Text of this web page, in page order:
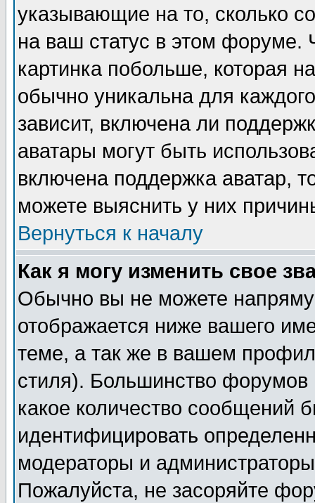
указывающие на то, сколько
на ваш статус в этом форуме.
картинка побольше, которая
обычно уникальна для
зависит, включена ли
аватары могут быть
включена поддержка аватар,
можете выяснить у них
Вернуться к началу
Как я могу изменить свое
Обычно вы не можете
отображается ниже вашего
теме, а так же в вашем
стиля). Большинство форумов
какое количество сообщений
идентифицировать
модераторы и
Пожалуйста, не засоряйте